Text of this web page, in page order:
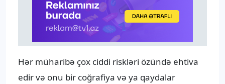
Hər müharibə çox ciddi riskləri özündə ehtiva
edir və onu bir coğrafiya və ya qaydalar